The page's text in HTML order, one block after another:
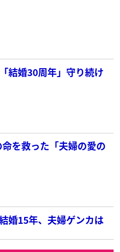
結婚30周年」守り続け
を救った「夫婦の愛の
婚15年、夫婦ゲンカは